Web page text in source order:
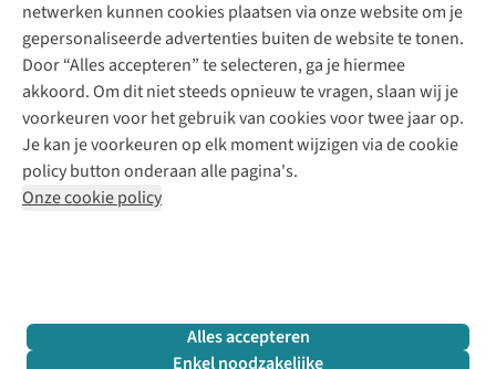
netwerken kunnen cookies plaatsen via onze website om je
gepersonaliseerde advertenties buiten de website te tonen.
Door “Alles accepteren” te selecteren, ga je hiermee
akkoord. Om dit niet steeds opnieuw te vragen, slaan wij je
voorkeuren voor het gebruik van cookies voor twee jaar op.
Je kan je voorkeuren op elk moment wijzigen via de cookie
policy button onderaan alle pagina's.
Onze cookie policy
Alles accepteren
Enkel noodzakelijke
Bestelling herroepen
Garantie
Contact
Inspiratie
Werken bij Juttu
Onze winkels
De wereld van Juttu
Verantwoord ondernemen
Toegankelijkheidsverklaring
Nathalie Vleeschouwer
Selected dames
HKLiving
Dickies
Sessùn
Strom
O My Bag
Revolution
Meld je aan voor de nieuwsbrief
Follow us
+32 (0)3 828 30 15 team@juttu.be
BTW BE 0416.762.280